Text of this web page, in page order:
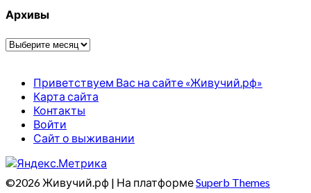
Архивы
Архивы
Приветствуем Вас на сайте «Живучий.рф»
Карта сайта
Контакты
Войти
Сайт о выживании
©2026 Живучий.рф | На платформеSuperb Themes